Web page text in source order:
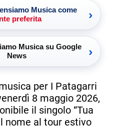
Musica come
preferita
›
Musica su Google
News
›
per I Patagarri
8 maggio 2026,
il singolo “Tua
nome al tour estivo